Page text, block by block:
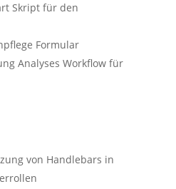
Skript für den
Formular
Analyses Workflow für
von Handlebars in